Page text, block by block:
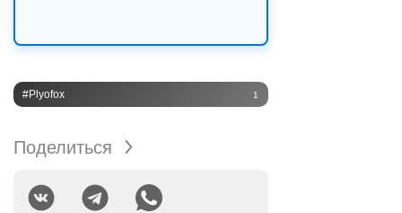
#Plyofox 1
Поделиться